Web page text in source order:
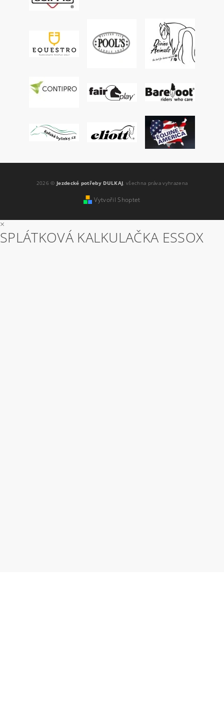
2026 © Jezdecké potřeby DULKAJ, všechna práva vyhrazena
Vytvořil Shoptet
×
SPLÁTKOVÁ KALKULAČKA ESSOX